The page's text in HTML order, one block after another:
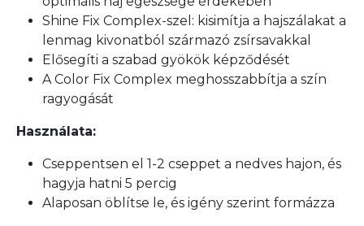
Shine Fix Complex-szel: kisimítja a hajszálakat a
lenmag kivonatból származó zsírsavakkal
Elősegíti a szabad gyökök képződését
A Color Fix Complex meghosszabbítja a szín
ragyogását
Használata:
Cseppentsen el 1-2 cseppet a nedves hajon, és
hagyja hatni 5 percig
Alaposan öblítse le, és igény szerint formázza